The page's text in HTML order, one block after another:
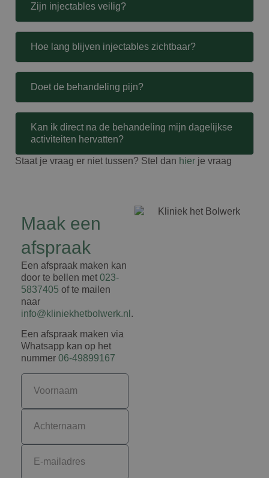
Zijn injectables veilig?
Hoe lang blijven injectables zichtbaar?
Doet de behandeling pijn?
Kan ik direct na de behandeling mijn dagelijkse
activiteiten hervatten?
Staat je vraag er niet tussen? Stel dan hier je vraag
Maak een
afspraak
Een afspraak maken kan
door te bellen met 023-
5837405 of te mailen
naar
info@kliniekhetbolwerk.nl .
Een afspraak maken via
Whatsapp kan op het
nummer 06-49899167